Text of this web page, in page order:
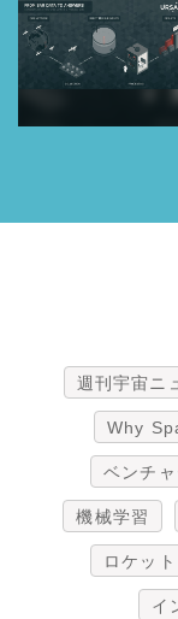
週刊宇宙ニ
Why
ベンチャ
機械学習
ロケット
イ